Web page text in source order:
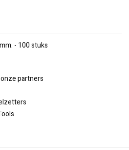
- 100 stuks
partners